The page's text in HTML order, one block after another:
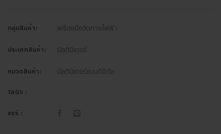
กลุ่มสินค้า: เครื่องมือวัดทางไฟฟ้า
ประเภทสินค้า: มัลติมิเตอร์
หมวดสินค้า: มัลติมิเตอร์แบบดิจิตัล
TAGS :
แชร์ :